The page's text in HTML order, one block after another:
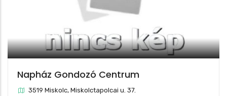
Napház Gondozó Centrum
3519 Miskolc, Miskolctapolcai u. 37.